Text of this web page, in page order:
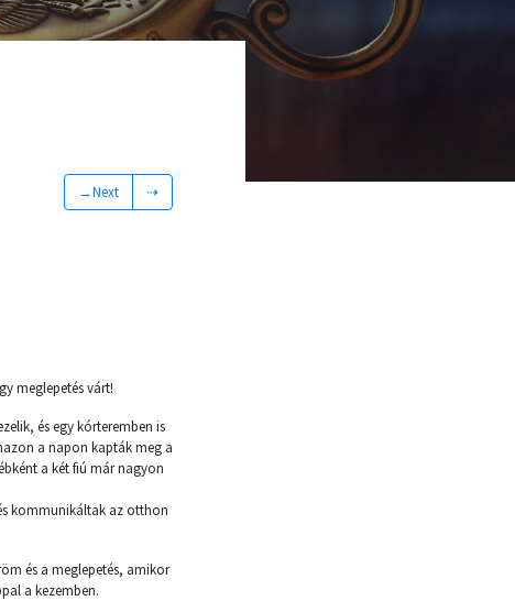
→Next ⇢
meglepetés várt!
és egy kórteremben is
a napon kapták meg a
a két fiú már nagyon
kommunikáltak az otthon
és a meglepetés, amikor
a kezemben.